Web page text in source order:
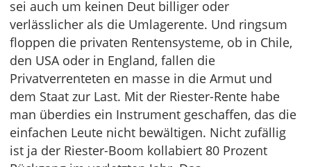
sei auch um keinen Deut billiger oder
verlässlicher als die Umlagerente. Und ringsum
floppen die privaten Rentensysteme, ob in Chile,
den USA oder in England, fallen die
Privatverrenteten en masse in die Armut und
dem Staat zur Last. Mit der Riester-Rente habe
man überdies ein Instrument geschaffen, das die
einfachen Leute nicht bewältigen. Nicht zufällig
ist ja der Riester-Boom kollabiert 80 Prozent